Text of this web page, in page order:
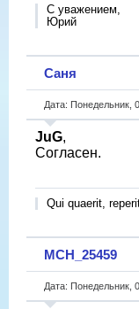
С уважением,
Юрий
Саня
Дата: Понедельник,
JuG,
Согласен.
Qui quaerit,
МСН_25459
Дата: Понедельник,